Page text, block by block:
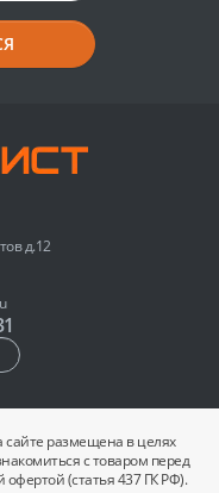
д.12
размещена в целях
с товаром перед
(статья 437 ГК РФ).